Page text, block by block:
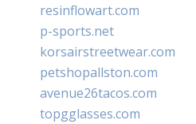
resinflowart.com
p-sports.net
korsairstreetwear.com
petshopallston.com
avenue26tacos.com
topgglasses.com